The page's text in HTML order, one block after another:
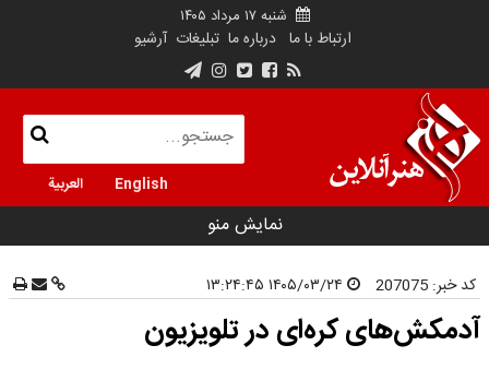
شنبه ۱۷ مرداد ۱۴۰۵
ارتباط با ما درباره ما تبلیغات آرشیو
English العربية
نمایش منو
کد خبر: 207075
آدمکش‌های کره‌ای در تلویزیون